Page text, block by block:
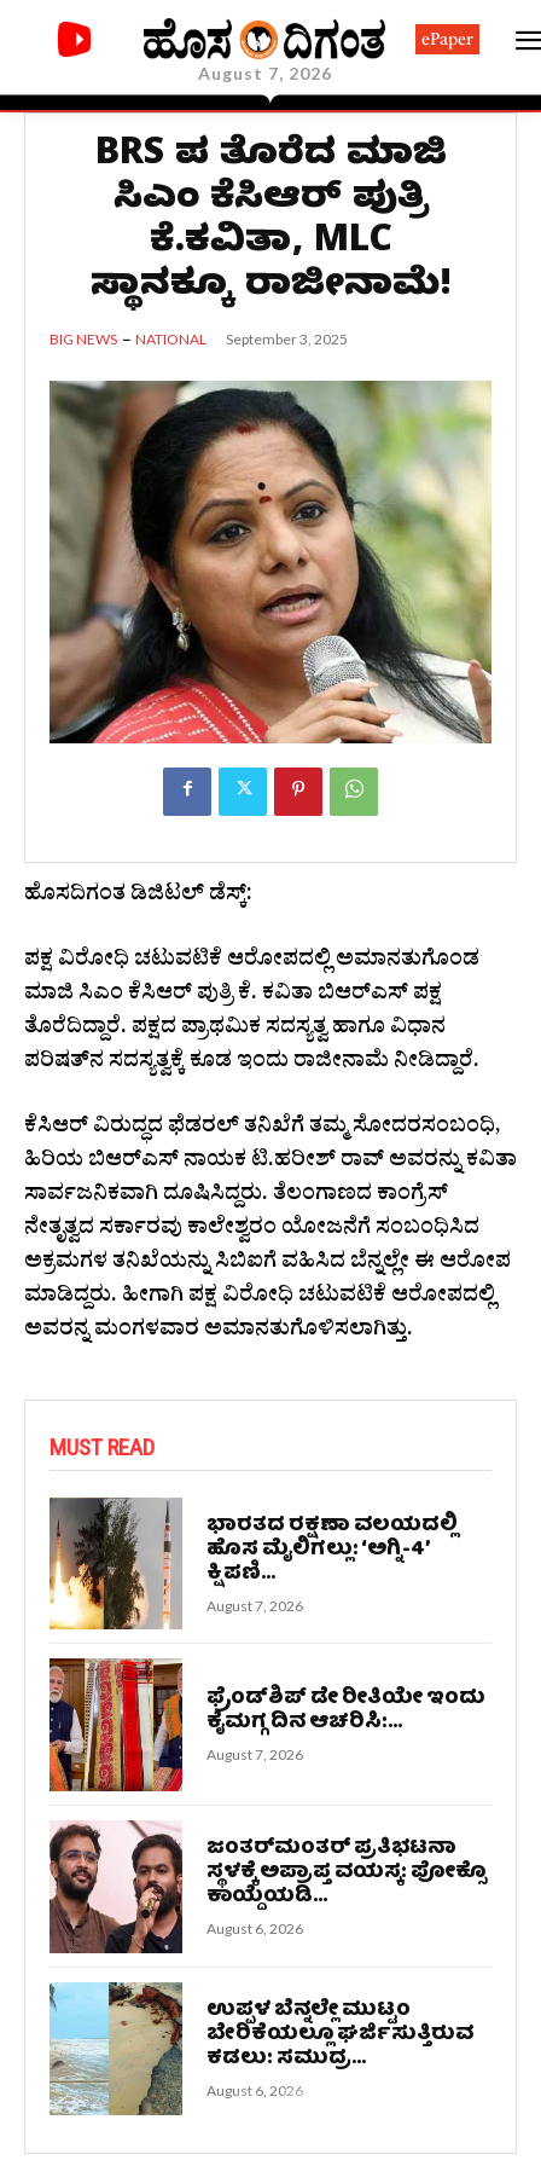
August 7, 2026
ePaper
BRS ಪಕ್ಷ ತೊರೆದ ಮಾಜಿ
ಸಿಎಂ ಕೆಸಿಆರ್‌ ಪುತ್ರಿ
ಕೆ.ಕವಿತಾ, MLC
ಸ್ಥಾನಕ್ಕೂ ರಾಜೀನಾಮೆ!
BIG NEWS NATIONAL September 3, 2025
ಹೊಸದಿಗಂತ ಡಿಜಿಟಲ್ ಡೆಸ್ಕ್:
ಪಕ್ಷ ವಿರೋಧಿ ಚಟುವಟಿಕೆ ಆರೋಪದಲ್ಲಿ ಅಮಾನತುಗೊಂಡ
ಮಾಜಿ ಸಿಎಂ ಕೆಸಿಆರ್‌ ಪುತ್ರಿ ಕೆ. ಕವಿತಾ ಬಿಆರ್‌ಎಸ್‌ ಪಕ್ಷ
ತೊರೆದಿದ್ದಾರೆ. ಪಕ್ಷದ ಪ್ರಾಥಮಿಕ ಸದಸ್ಯತ್ವ ಹಾಗೂ ವಿಧಾನ
ಪರಿಷತ್‌ನ ಸದಸ್ಯತ್ವಕ್ಕೆ ಕೂಡ ಇಂದು ರಾಜೀನಾಮೆ ನೀಡಿದ್ದಾರೆ.
ಕೆಸಿಆರ್ ವಿರುದ್ಧದ ಫೆಡರಲ್ ತನಿಖೆಗೆ ತಮ್ಮ ಸೋದರಸಂಬಂಧಿ,
ಹಿರಿಯ ಬಿಆರ್‌ಎಸ್ ನಾಯಕ ಟಿ.ಹರೀಶ್ ರಾವ್ ಅವರನ್ನು ಕವಿತಾ
ಸಾರ್ವಜನಿಕವಾಗಿ ದೂಷಿಸಿದ್ದರು. ತೆಲಂಗಾಣದ ಕಾಂಗ್ರೆಸ್
ನೇತೃತ್ವದ ಸರ್ಕಾರವು ಕಾಲೇಶ್ವರಂ ಯೋಜನೆಗೆ ಸಂಬಂಧಿಸಿದ
ಅಕ್ರಮಗಳ ತನಿಖೆಯನ್ನು ಸಿಬಿಐಗೆ ವಹಿಸಿದ ಬೆನ್ನಲ್ಲೇ ಈ ಆರೋಪ
ಮಾಡಿದ್ದರು. ಹೀಗಾಗಿ ಪಕ್ಷ ವಿರೋಧಿ ಚಟುವಟಿಕೆ ಆರೋಪದಲ್ಲಿ
ಅವರನ್ನ ಮಂಗಳವಾರ ಅಮಾನತುಗೊಳಿಸಲಾಗಿತ್ತು.
MUST READ
ಭಾರತದ ರಕ್ಷಣಾ ವಲಯದಲ್ಲಿ
ಹೊಸ ಮೈಲಿಗಲ್ಲು: ‘ಅಗ್ನಿ-4’
ಕ್ಷಿಪಣಿ...
August 7, 2026
ಫ್ರೆಂಡ್​ಶಿಪ್ ಡೇ ರೀತಿಯೇ ಇಂದು
ಕೈಮಗ್ಗ ದಿನ ಆಚರಿಸಿ:...
August 7, 2026
ಜಂತರ್‌ಮಂತರ್‌ ಪ್ರತಿಭಟನಾ
ಸ್ಥಳಕ್ಕೆ ಅಪ್ರಾಪ್ತ ವಯಸ್ಕ: ಪೋಕ್ಸೊ
ಕಾಯ್ದೆಯಡಿ...
August 6, 2026
ಉಪ್ಪಳ ಬೆನ್ನಲ್ಲೇ ಮುಟ್ಟಂ
ಬೇರಿಕೆಯಲ್ಲೂ ಘರ್ಜಿಸುತ್ತಿರುವ
ಕಡಲು: ಸಮುದ್ರ...
August 6, 2026